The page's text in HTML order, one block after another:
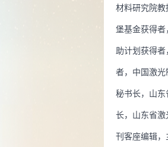
2020 曾获荣誉当
2020 曾获荣誉当选： 山东大
获荣誉当选： 2010年山东高
材料研究院
堡基金获得者
助计划获得
者，中国激光
秘书长，山
长，山东省激
刊客座编辑，